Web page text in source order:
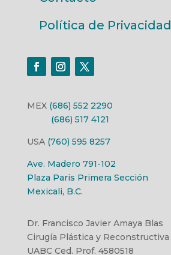
Política de Privacidad
MEX (686) 552 2290
(686) 517 4121
USA (760) 595 8257
Ave. Madero 791-102
Plaza Paris Primera Sección
Mexicali, B.C.
Dr. Francisco Javier Amaya Blas
Cirugía Plástica y Reconstructiva
UABC Ced. Prof. 4580518